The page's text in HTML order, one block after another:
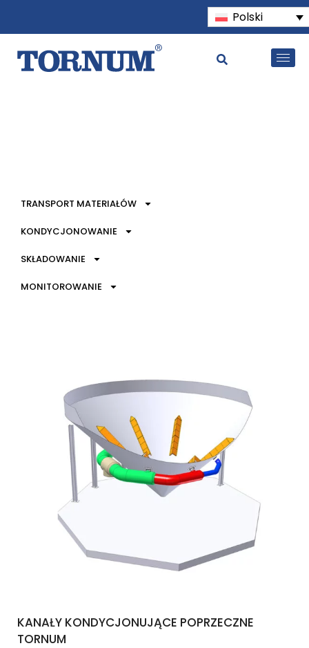
Polski
TRANSPORT MATERIAŁÓW
KONDYCJONOWANIE
SKŁADOWANIE
MONITOROWANIE
KANAŁY KONDYCJONUJĄCE POPRZECZNE
TORNUM